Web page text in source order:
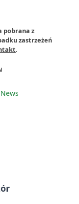
pobrana z
zastrzeżeń
.